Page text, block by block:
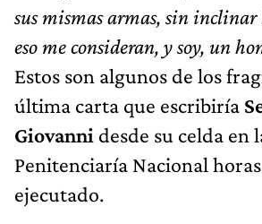
sus mismas armas, sin inclinar
eso me consideran, y soy, un
Estos son algunos de los
última carta que escribiría
Giovanni desde su celda en
Penitenciaría Nacional
ejecutado.